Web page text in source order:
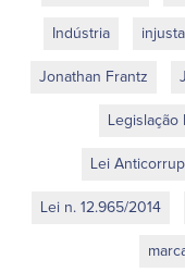
Indústria
Jonathan Frantz
Legislação
Lei
Lei n. 12.965/2014